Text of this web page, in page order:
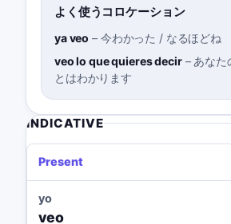
よく使うコロケーション
ya veo – 今わかった / なるほどね
veo lo que quieres decir– あなた
とはわかります
INDICATIVE
Present
yo
veo